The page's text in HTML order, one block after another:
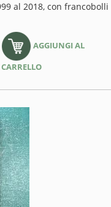
al 2018, con francobolli
AGGIUNGI AL
CARRELLO